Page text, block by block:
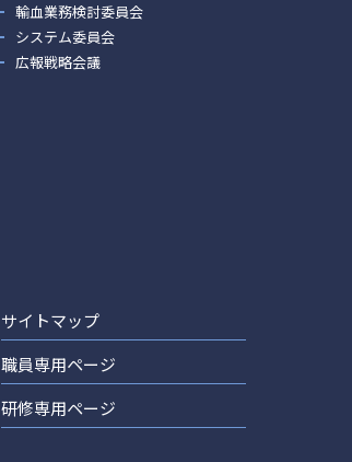
輸血業務検討委員会
システム委員会
広報戦略会議
サイトマップ
職員専用ページ
研修専用ページ